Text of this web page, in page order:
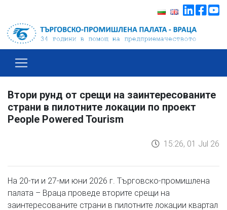
Втори рунд от срещи на заинтересованите
страни в пилотните локации по проект
People Powered Tourism
15:26, 01 Jul 26
На 20-ти и 27-ми юни 2026 г. Търговско-промишлена
палата – Враца проведе вторите срещи на
заинтересованите страни в пилотните локации квартал